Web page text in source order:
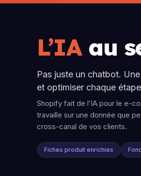
L’IAau
Pas juste un chatbot.
et optimiser chaque
Shopify fait de l’IA pour le e-
travaille sur une donnée que
cross-canal de vos clients.
Fiches produit enrichies